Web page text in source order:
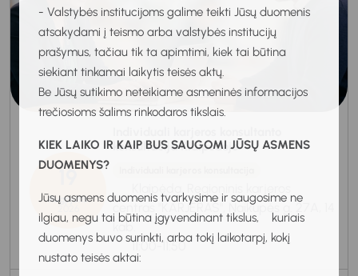
- Valstybės institucijoms galime teikti Jūsų duomenis
atsakydami į teismo arba valstybės institucijų
prašymus, tačiau tik ta apimtimi, kiek tai būtina
siekiant tinkamai laikytis teisės aktų.
Be Jūsų sutikimo neteikiame asmeninės informacijos
trečiosioms šalims rinkodaros tikslais.
KIEK LAIKO IR KAIP BUS SAUGOMI JŪSŲ ASMENS
DUOMENYS?
Jūsų asmens duomenis tvarkysime ir saugosime ne
ilgiau, negu tai būtina įgyvendinant tikslus, kuriais
duomenys buvo surinkti, arba tokį laikotarpį, kokį
nustato teisės aktai:
19
Rugpjūtis
konsultacija Klaipėdoje
centras "KARJERAS", Naikupės g. 27A, 14
kab.
11:00-11:50